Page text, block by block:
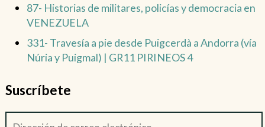
87- Historias de militares, policías y democracia en
VENEZUELA
331- Travesía a pie desde Puigcerdà a Andorra (vía
Núria y Puigmal) | GR11 PIRINEOS 4
Suscríbete